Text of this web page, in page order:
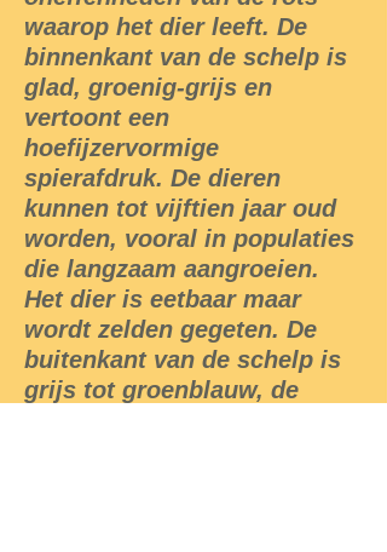
waarop het dier leeft. De
binnenkant van de schelp is
glad, groenig-grijs en
vertoont een
hoefijzervormige
spierafdruk. De dieren
kunnen tot vijftien jaar oud
worden, vooral in populaties
die langzaam aangroeien.
Het dier is eetbaar maar
wordt zelden gegeten. De
buitenkant van de schelp is
grijs tot groenblauw, de